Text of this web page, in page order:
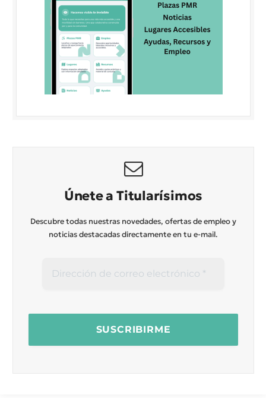
Únete a Titularísimos
Descubre todas nuestras novedades, ofertas de empleo y
noticias destacadas directamente en tu e-mail.